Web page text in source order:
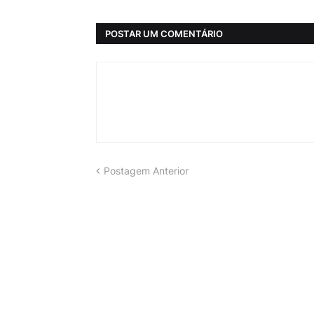
POSTAR UM COMENTÁRIO
Postagem Anterior